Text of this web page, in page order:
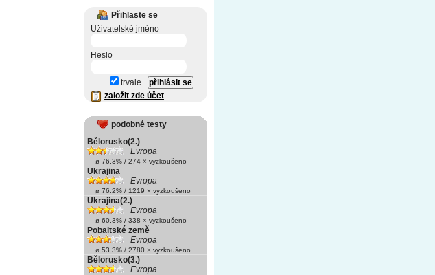
Přihlaste se
Uživatelské jméno
Heslo
trvale
založit zde účet
podobné testy
Bělorusko(2.)
Evropa
ø 76.3% / 274 × vyzkoušeno
Ukrajina
Evropa
ø 76.2% / 1219 × vyzkoušeno
Ukrajina(2.)
Evropa
ø 60.3% / 338 × vyzkoušeno
Pobaltské země
Evropa
ø 53.3% / 2780 × vyzkoušeno
Bělorusko(3.)
Evropa